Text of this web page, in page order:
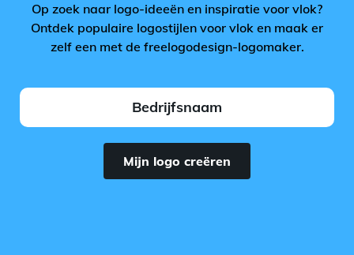
Op zoek naar logo-ideeën en inspiratie voor vlok?
Ontdek populaire logostijlen voor vlok en maak er
zelf een met de freelogodesign-logomaker.
Mijn logo creëren